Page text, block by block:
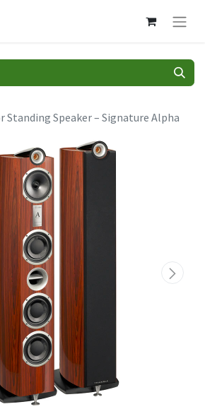
Standing Speaker – Signature Alpha